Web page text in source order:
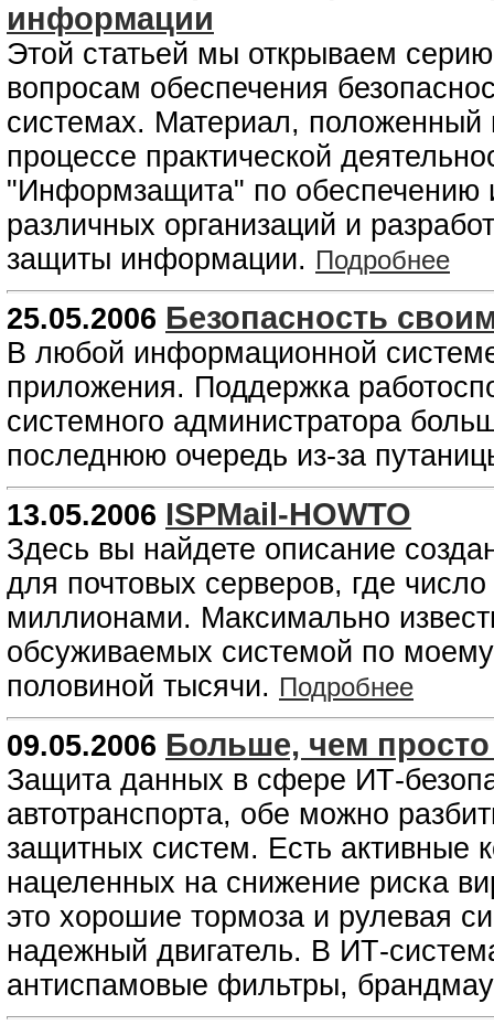
информации
Этой статьей мы открываем
вопросам обеспечения
системах. Материал, положенный
процессе практической
"Информзащита" по обеспечению
различных организаций и
защиты информации. Подробнее
25.05.2006 Безопасность
В любой информационной
приложения. Поддержка
системного администратора
последнюю очередь из-за
13.05.2006 ISPMail-HOWTO
Здесь вы найдете описание
для почтовых серверов, где
миллионами. Максимально
обсуживаемых системой по моему
половиной тысячи. Подробнее
09.05.2006 Больше, чем
Защита данных в сфере ИТ-
автотранспорта, обе можно
защитных систем. Есть активные
нацеленных на снижение риска
это хорошие тормоза и рулевая
надежный двигатель. В ИТ-
антиспамовые фильтры,